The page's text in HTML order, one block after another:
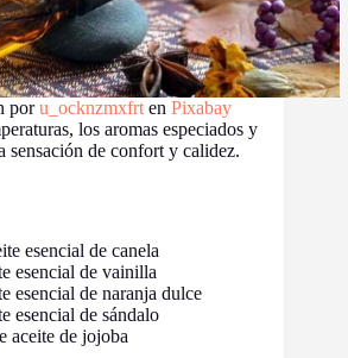
poru_ocknzmxfrten Pixabay
los aromas especiados y
sensación de confort y calidez.
esencial de canela
esencial de vainilla
esencial de naranja dulce
esencial de sándalo
aceite de jojoba